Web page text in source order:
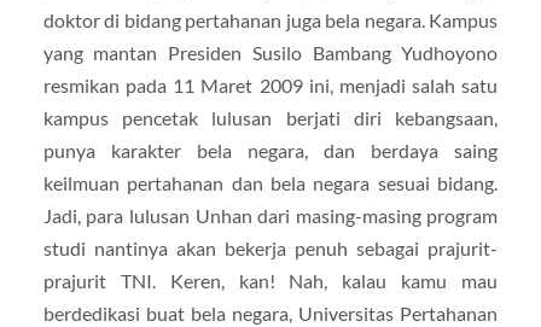
doktor di bidang pertahanan juga bela negara. Kampus
yang mantan Presiden Susilo Bambang Yudhoyono
resmikan pada 11 Maret 2009 ini, menjadi salah satu
kampus pencetak lulusan berjati diri kebangsaan,
punya karakter bela negara, dan berdaya saing
keilmuan pertahanan dan bela negara sesuai bidang.
Jadi, para lulusan Unhan dari masing-masing program
studi nantinya akan bekerja penuh sebagai prajurit-
prajurit TNI. Keren, kan! Nah, kalau kamu mau
berdedikasi buat bela negara, Universitas Pertahanan